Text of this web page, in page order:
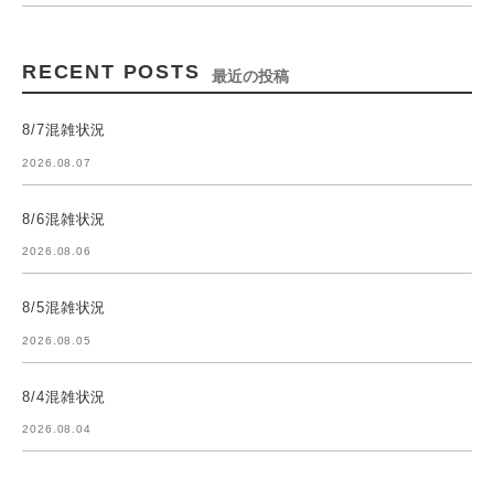
RECENT POSTS 最近の投稿
8/7混雑状況
2026.08.07
8/6混雑状況
2026.08.06
8/5混雑状況
2026.08.05
8/4混雑状況
2026.08.04